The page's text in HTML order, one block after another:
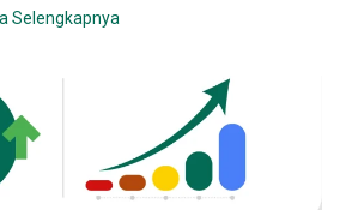
Selengkapnya